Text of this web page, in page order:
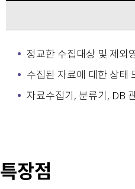
정교한 수집대상 및 제외
수집된 자료에 대한 상태
자료수집기, 분류기, DB
특장점